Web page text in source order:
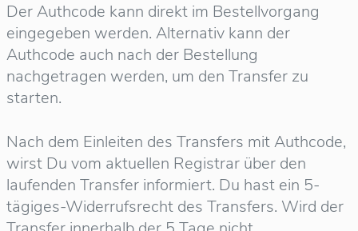
Der Authcode kann direkt im Bestellvorgang
eingegeben werden. Alternativ kann der
Authcode auch nach der Bestellung
nachgetragen werden, um den Transfer zu
starten.
Nach dem Einleiten des Transfers mit Authcode,
wirst Du vom aktuellen Registrar über den
laufenden Transfer informiert. Du hast ein 5-
tägiges-Widerrufsrecht des Transfers. Wird der